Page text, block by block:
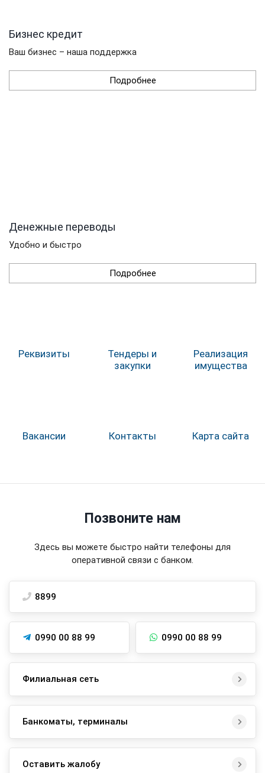
Бизнес кредит
Ваш бизнес – наша поддержка
Подробнее
Денежные переводы
Удобно и быстро
Подробнее
Реквизиты
Тендеры и
закупки
Реализация
имущества
Вакансии Контакты Карта сайта
Позвоните нам
Здесь вы можете быстро найти телефоны для
оперативной связи с банком.
8899
0990 00 88 99 0990 00 88 99
Филиальная сеть
Банкоматы, терминалы
Оставить жалобу